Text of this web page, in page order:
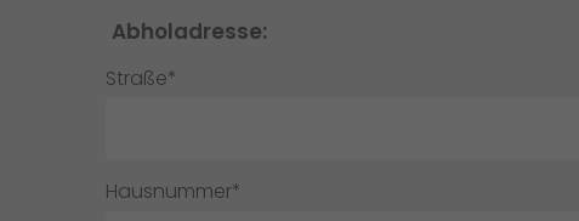
Abholadresse:
Straße*
Hausnummer*